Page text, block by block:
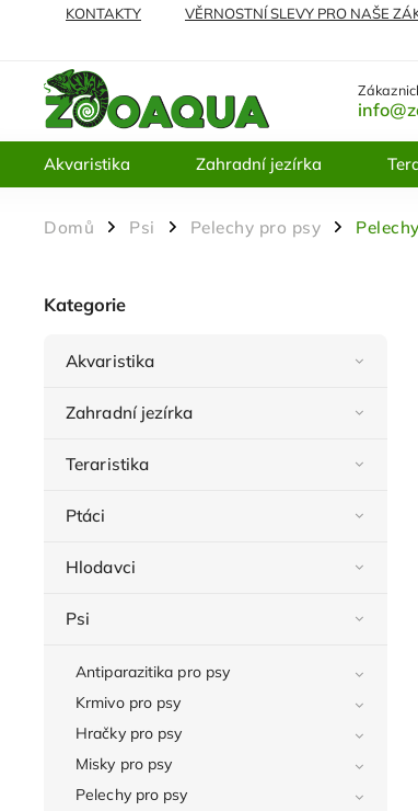
KONTAKTY VĚRNOSTNÍ SLEVY PRO NAŠE
Akvaristika Zahradní jezírka
Domů / Psi / Pelechy pro psy /
Kategorie
Akvaristika
Zahradní jezírka
Teraristika
Ptáci
Hlodavci
Psi
Antiparazitika pro psy
Krmivo pro psy
Hračky pro psy
Misky pro psy
Pelechy pro psy